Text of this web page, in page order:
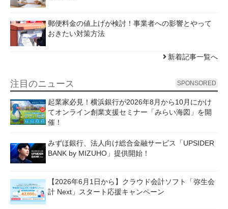
郵便料金の値上げが検討！事業者への影響とやって
おきたい対策方法
新着記事一覧へ
注目のニュース SPONSORED
起業家必見！横浜銀行が2026年8月から10月にかけ
てオンライン創業支援セミナー「みらい海図」を開
催！
みずほ銀行、法人向け総合金融サービス「UPSIDER
BANK by MIZUHO」提供開始！
【2026年6月1日から】クラウド会計ソフト「弥生会
計 Next」スタート応援キャンペーン